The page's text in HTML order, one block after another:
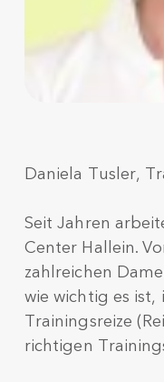
Daniela Tusler,
Seit Jahren
Center Hallein.
zahlreichen
wie wichtig es
Trainingsreize
richtigen